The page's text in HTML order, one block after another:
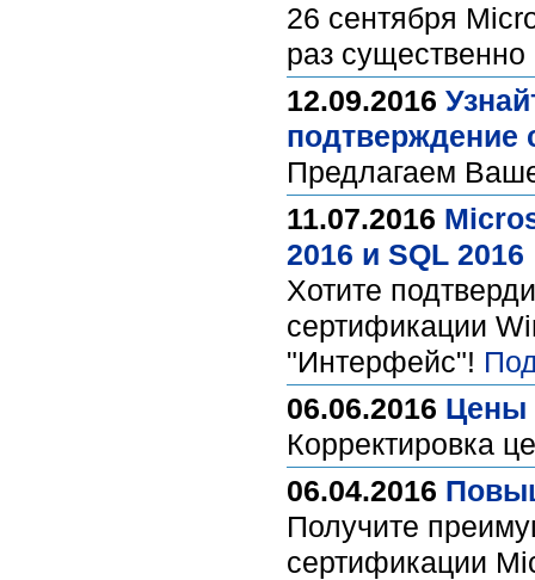
26 сентября
раз
12.09.2016
подтверждение
Предлагаем
11.07.2016
2016 и SQL 2016
Хотите
сертификации
"Интерфейс"!
06.06.2016 Цены
Корректировка
06.04.2016
Получите
сертификации